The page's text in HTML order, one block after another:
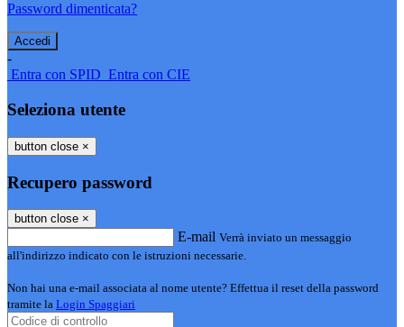
Password dimenticata?
-
Entra con SPID Entra con CIE
Seleziona utente
button close ×
Recupero password
button close ×
E-mail Verrà inviato un messaggio
all'indirizzo indicato con le istruzioni necessarie.
Non hai una e-mail associata al nome utente? Effettua il reset della password
tramite la Login Spaggiari